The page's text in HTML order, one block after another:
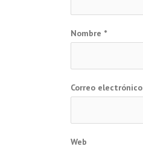
Nombre *
Correo electrónico
Web